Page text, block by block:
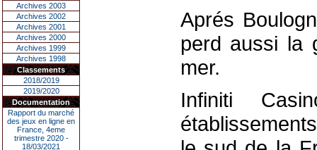
Archives 2003
Archives 2002
Archives 2001
Archives 2000
Archives 1999
Archives 1998
Classements
2018/2019
2019/2020
Documentation
Rapport du marché
des jeux en ligne en
France, 4eme
trimestre 2020 -
18/03/2021
Aprés
perd aussi la
mer.
Infiniti